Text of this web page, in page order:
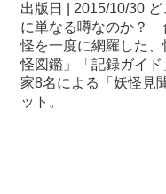
出版日 | 2015/10/30
に単なる噂なのか？
怪を一度に網羅した
怪図鑑」「記録ガイ
家8名による「妖怪見
ット。